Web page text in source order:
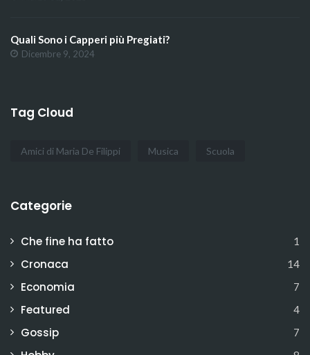
Quali Sono i Capperi più Pregiati?
Dicembre 9, 2024
Tag Cloud
Amici di Maria De Filippi Musica Scuola
Categorie
Che fine ha fatto 1
Cronaca 14
Economia 7
Featured 4
Gossip 7